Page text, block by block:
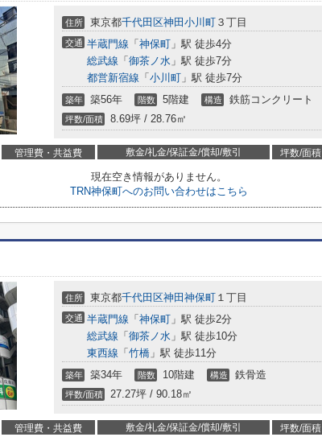
住所 東京都千代田区神田小川町 ３丁目
交通 半蔵門線 「 神保町 」駅 徒歩4分
総武線 「 御茶ノ水 」駅 徒歩7分
都営新宿線 「 小川町 」駅 徒歩7分
築年 築56年 階数 5階建 構造 鉄筋コンクリート
坪数/面積 8.69坪 / 28.76㎡
管理費・共益費 敷金/礼金/保証金/償却/敷引 坪数/面積
現在空き情報がありません。
TRN神保町へのお問い合わせはこちら
住所 東京都千代田区神田神保町 １丁目
交通 半蔵門線 「 神保町 」駅 徒歩2分
総武線 「 御茶ノ水 」駅 徒歩10分
東西線 「 竹橋 」駅 徒歩11分
築年 築34年 階数 10階建 構造 鉄骨造
坪数/面積 27.27坪 / 90.18㎡
管理費・共益費 敷金/礼金/保証金/償却/敷引 坪数/面積